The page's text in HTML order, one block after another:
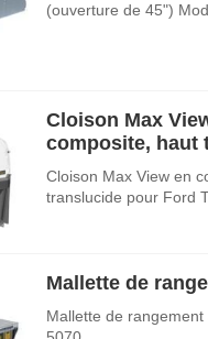
(ouverture de 45")
Cloison Max
composite, haut
Cloison Max View en
translucide pour Ford
Mallette de
Mallette de